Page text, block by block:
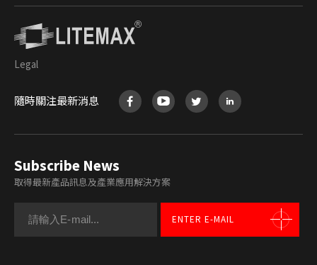
Legal
隨時關注最新消息
Subscribe News
取得最新產品訊息及產業應用解決方案
ENTER E-MAIL